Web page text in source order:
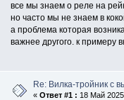
все мы знаем о реле на
но часто мы не знаем в
а проблема которая
важнее другого. к примеру
Re: Вилка-тройник с
«Ответ #1 : 18 Май